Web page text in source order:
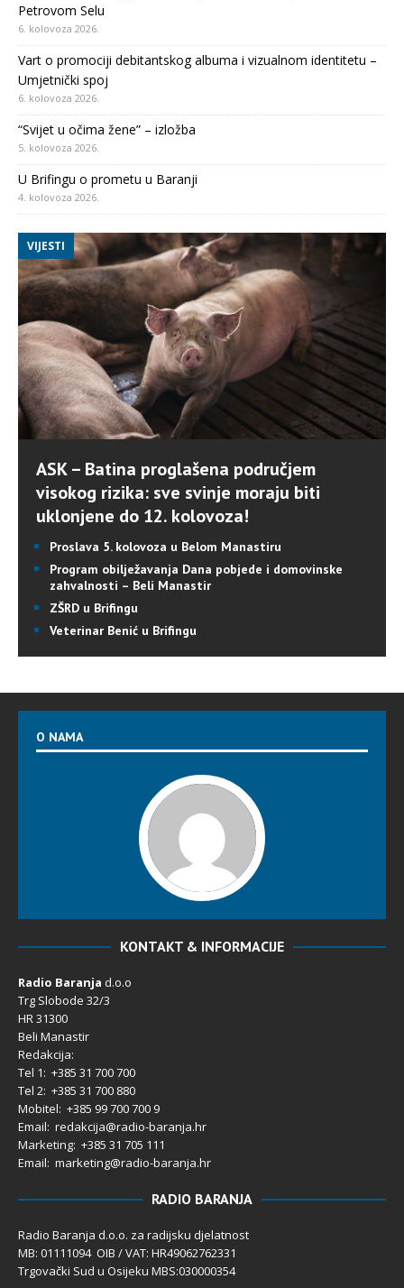
Petrovom Selu
6. kolovoza 2026.
Vart o promociji debitantskog albuma i vizualnom identitetu –
Umjetnički spoj
6. kolovoza 2026.
“Svijet u očima žene” – izložba
5. kolovoza 2026.
U Brifingu o prometu u Baranji
4. kolovoza 2026.
VIJESTI
ASK – Batina proglašena područjem
visokog rizika: sve svinje moraju biti
uklonjene do 12. kolovoza!
Proslava 5. kolovoza u Belom Manastiru
Program obilježavanja Dana pobjede i domovinske
zahvalnosti – Beli Manastir
ZŠRD u Brifingu
Veterinar Benić u Brifingu
O NAMA
KONTAKT & INFORMACIJE
Radio Baranja d.o.o
Trg Slobode 32/3
HR 31300
Beli Manastir
Redakcija:
Tel 1: +385 31 700 700
Tel 2: +385 31 700 880
Mobitel: +385 99 700 700 9
Email: redakcija@radio-baranja.hr
Marketing: +385 31 705 111
Email: marketing@radio-baranja.hr
RADIO BARANJA
Radio Baranja d.o.o. za radijsku djelatnost
MB: 01111094 OIB / VAT: HR49062762331
Trgovački Sud u Osijeku MBS:030000354